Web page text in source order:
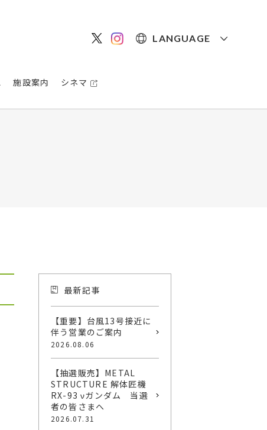
LANGUAGE
施設案内 シネマ
最新記事
【重要】台風13号接近に
伴う営業のご案内
2026.08.06
【抽選販売】METAL
STRUCTURE 解体匠機
RX-93 νガンダム 当選
者の皆さまへ
2026.07.31